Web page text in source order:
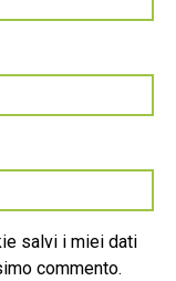
salvi i miei dati
commento.